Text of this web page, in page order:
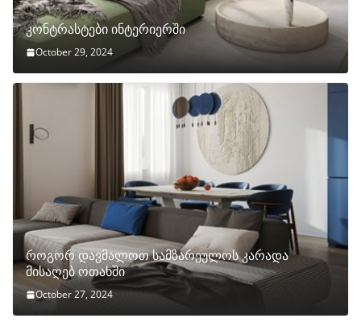
კონტრასტები ინტერიერში
October 29, 2024
როგორ დავმალოთ სამზარეულოს კარადა
მისაღებ ოთახში
October 27, 2024